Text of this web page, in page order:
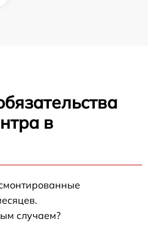
в
случаем?